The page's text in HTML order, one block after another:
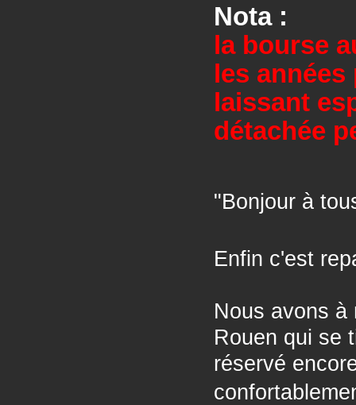
Nota :
la bourse
les années
laissant
détachée
"Bonjour à
Enfin c'est
Nous avons à
Rouen qui se
réservé